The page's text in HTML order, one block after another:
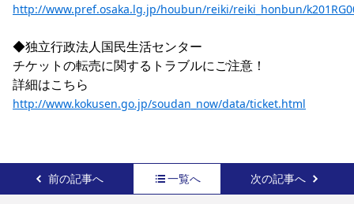
http://www.pref.osaka.lg.jp/houbun/reiki/reiki_honbun/
◆独立行政法人国民生活センター
チケットの転売に関するトラブルにご注意！
詳細はこちら
http://www.kokusen.go.jp/soudan_now/data/ticket.html
前の記事へ 一覧へ 次の記事へ